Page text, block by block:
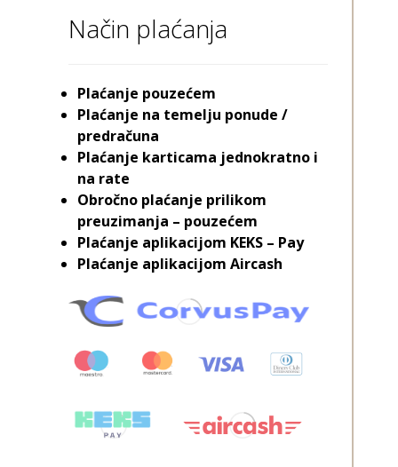
Način plaćanja
Plaćanje pouzećem
Plaćanje na temelju ponude /
predračuna
Plaćanje karticama jednokratno i
na rate
Obročno plaćanje prilikom
preuzimanja – pouzećem
Plaćanje aplikacijom KEKS – Pay
Plaćanje aplikacijom Aircash